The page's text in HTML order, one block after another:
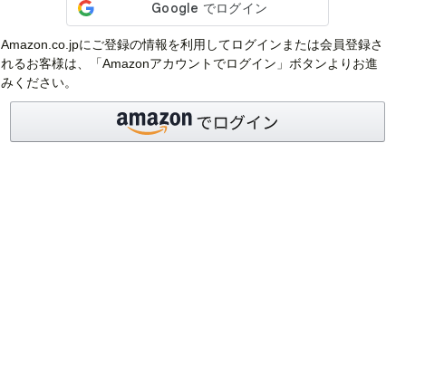
Amazon.co.jpにご登録の情報を利用してログインまたは会員登録さ
れるお客様は、「Amazonアカウントでログイン」ボタンよりお進
みください。